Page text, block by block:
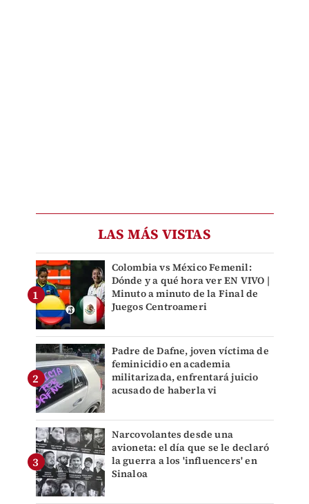
LAS MÁS VISTAS
Colombia vs México Femenil:
Dónde y a qué hora ver EN VIVO |
Minuto a minuto de la Final de
Juegos Centroameri
Padre de Dafne, joven víctima de
feminicidio en academia
militarizada, enfrentará juicio
acusado de haberla vi
Narcovolantes desde una
avioneta: el día que se le declaró
la guerra a los 'influencers' en
Sinaloa